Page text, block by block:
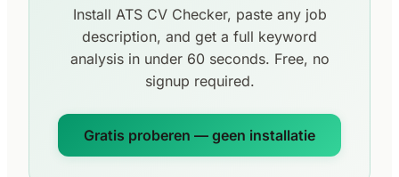
Install ATS CV Checker, paste any job
description, and get a full keyword
analysis in under 60 seconds. Free, no
signup required.
Gratis proberen — geen installatie